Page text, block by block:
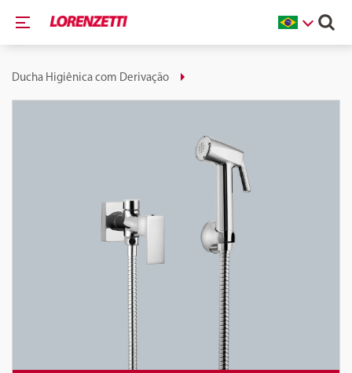
Ducha Higiênica com Derivação